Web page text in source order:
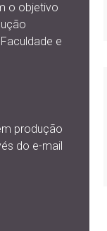
o objetivo
e
produção
do e-mail